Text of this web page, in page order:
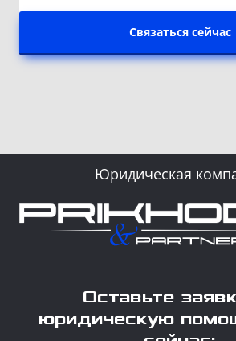
Связаться сейчас
Юридическая
Оставьте
юридическую